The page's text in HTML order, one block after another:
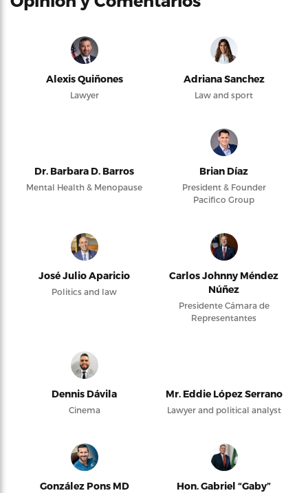
Alexis Quiñones
Lawyer
Adriana Sanchez
Law and sport
Dr. Barbara D. Barros
Mental Health & Menopause
Brian Díaz
President & Founder
Pacifico Group
José Julio Aparicio
Politics and law
Carlos Johnny Méndez
Núñez
Presidente Cámara de
Representantes
Dennis Dávila
Cinema
Mr. Eddie López Serrano
Lawyer and political analyst
González Pons MD
Hon. Gabriel “Gaby”